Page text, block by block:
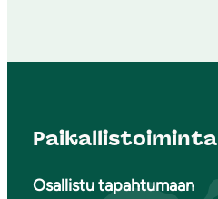
Paikallistoiminta
Osallistu tapahtumaan